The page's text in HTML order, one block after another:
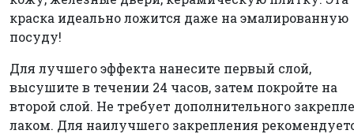
краска идеально ложится даже на эмалированную
посуду!
Для лучшего эффекта нанесите первый слой,
высушите в течении 24 часов, затем покройте на
второй слой. Не требует дополнительного
лаком. Для наилучшего закрепления